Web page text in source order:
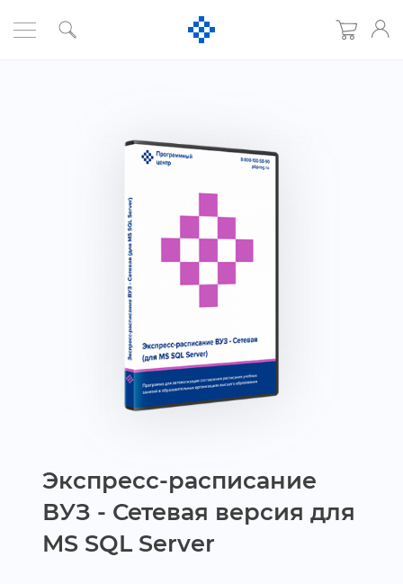
Экспресс-расписание
УЗ - Сетевая версия для
MS SQL Server